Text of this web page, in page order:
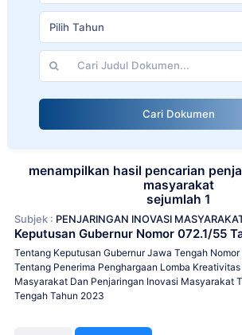
Pilih Tahun
Cari Dokumen
menampilkan hasil pencarian
masyarakat
sejumlah 1
Subjek : PENJARINGAN INOVASI
Keputusan Gubernur Nomor 072.1/55
Tentang Keputusan Gubernur Jawa Tengah
Tentang Penerima Penghargaan Lomba
Masyarakat Dan Penjaringan Inovasi Masyarakat
Tengah Tahun 2023